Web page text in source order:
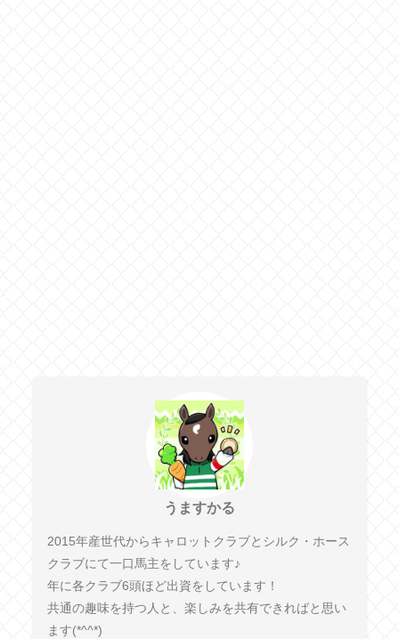
うますかる
2015年産世代からキャロットクラブとシルク・ホース
クラブにて一口馬主をしています♪
年に各クラブ6頭ほど出資をしています！
共通の趣味を持つ人と、楽しみを共有できればと思い
ます(*^^*)